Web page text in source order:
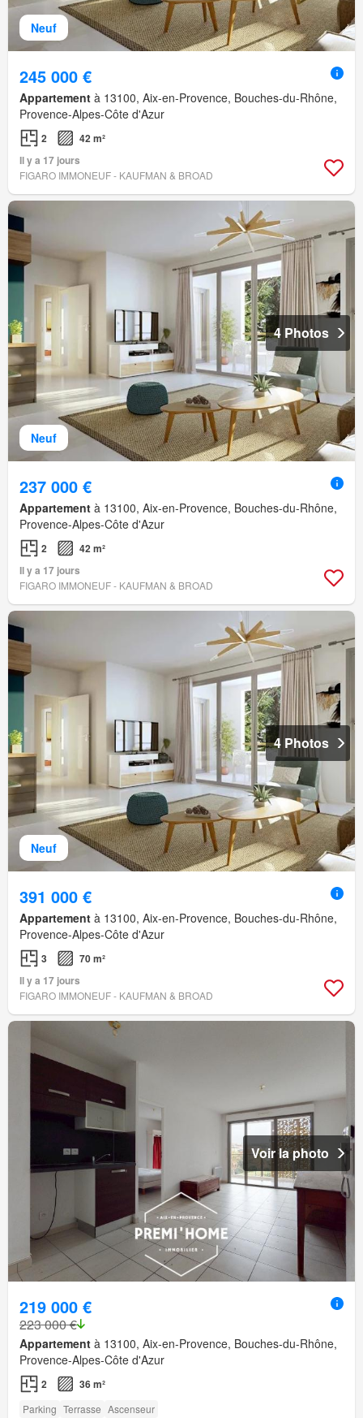
Neuf
245 000 €
Appartement à 13100, Aix-en-Provence, Bouches-du-Rhône,
Provence-Alpes-Côte d'Azur
2
42 m²
Il y a 17 jours
FIGARO IMMONEUF - KAUFMAN & BROAD
Neuf
4 Photos
237 000 €
Appartement à 13100, Aix-en-Provence, Bouches-du-Rhône,
Provence-Alpes-Côte d'Azur
2
42 m²
Il y a 17 jours
FIGARO IMMONEUF - KAUFMAN & BROAD
Neuf
4 Photos
391 000 €
Appartement à 13100, Aix-en-Provence, Bouches-du-Rhône,
Provence-Alpes-Côte d'Azur
3
70 m²
Il y a 17 jours
FIGARO IMMONEUF - KAUFMAN & BROAD
Voir la photo
219 000 €
223 000 €
Appartement à 13100, Aix-en-Provence, Bouches-du-Rhône,
Provence-Alpes-Côte d'Azur
2 36 m²
Parking Terrasse Ascenseur